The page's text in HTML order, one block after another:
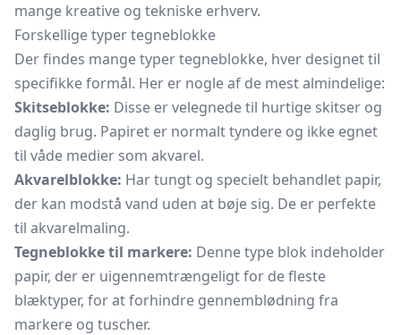
mange kreative og tekniske erhverv.
Forskellige typer tegneblokke
Der findes mange typer tegneblokke, hver designet til
specifikke formål. Her er nogle af de mest almindelige:
Skitseblokke: Disse er velegnede til hurtige skitser og
daglig brug. Papiret er normalt tyndere og ikke egnet
til våde medier som akvarel.
Akvarelblokke: Har tungt og specielt behandlet papir,
der kan modstå vand uden at bøje sig. De er perfekte
til akvarelmaling.
Tegneblokke til markere: Denne type blok indeholder
papir, der er uigennemtrængeligt for de fleste
blæktyper, for at forhindre gennemblødning fra
markere og tuscher.